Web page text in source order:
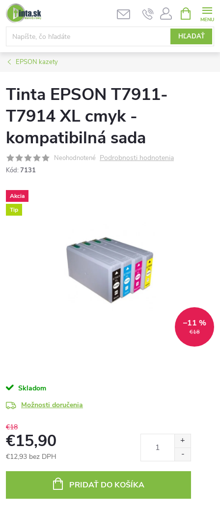
Prejsť
na
obsah
HĽADAŤ
KOŠÍK
EPSON kazety
Tinta EPSON T7911-
T7914 XL cmyk -
kompatibilná sada
Neohodnotené Podrobnosti hodnotenia
Kód: 7131
Akcia
Tip
€18
–11 %
Skladom
Možnosti doručenia
€18
€15,90
€12,93 bez DPH
PRIDAŤ DO KOŠÍKA